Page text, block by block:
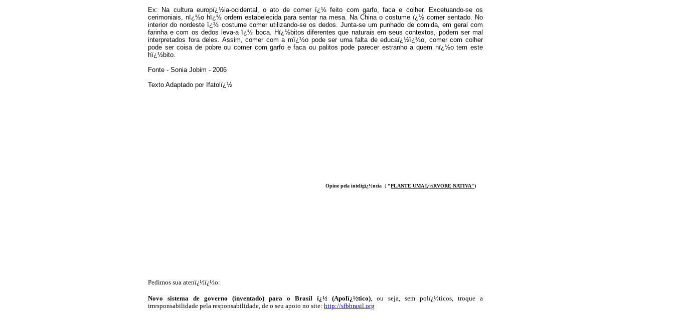
Ex: Na cultura europï¿½ia-ocidental, o ato de comer ï¿½ feito com garfo, faca e colher. Excetuando-se os
cerimoniais, nï¿½o hï¿½ ordem estabelecida para sentar na mesa. Na China o costume ï¿½ comer sentado. No
interior do nordeste ï¿½ costume comer utilizando-se os dedos. Junta-se um punhado de comida, em geral com
farinha e com os dedos leva-a ï¿½ boca. Hï¿½bitos diferentes que naturais em seus contextos, podem ser mal
interpretados fora deles. Assim, comer com a mï¿½o pode ser uma falta de educaï¿½ï¿½o, comer com colher
pode ser coisa de pobre ou comer com garfo e faca ou palitos pode parecer estranho a quem nï¿½o tem este
hï¿½bito.
Fonte - Sonia Jobim - 2006
Texto Adaptado por Ifatolï¿½
Opine pela inteligï¿½ncia ( "PLANTE UMA ï¿½RVORE NATIVA")
Pedimos sua atenï¿½ï¿½o:
Novo sistema de governo (inventado) para o Brasil ï¿½ (Apolï¿½tico), ou seja, sem polï¿½ticos, troque a
irresponsabilidade pela responsabilidade, de o seu apoio no site: http://sfbbrasil.org